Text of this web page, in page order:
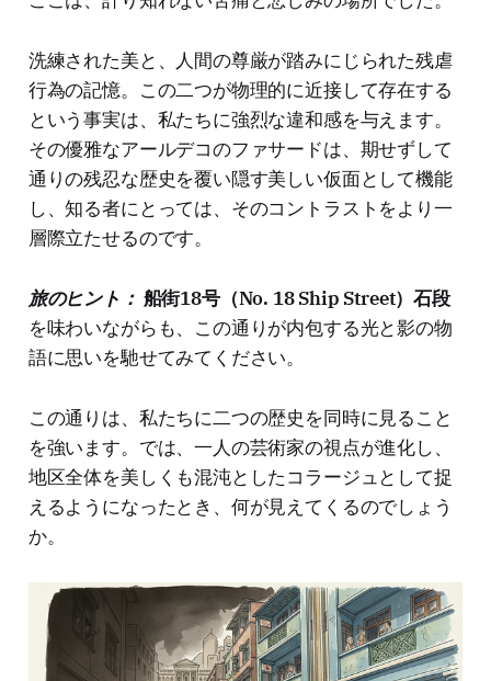
洗練された美と、人間の尊厳が踏みにじられた残虐
行為の記憶。この二つが物理的に近接して存在する
という事実は、私たちに強烈な違和感を与えます。
その優雅なアールデコのファサードは、期せずして
通りの残忍な歴史を覆い隠す美しい仮面として機能
し、知る者にとっては、そのコントラストをより一
層際立たせるのです。
旅のヒント： 船街18号（No. 18 Ship Street）石段
を味わいながらも、この通りが内包する光と影の物
語に思いを馳せてみてください。
この通りは、私たちに二つの歴史を同時に見ること
を強います。では、一人の芸術家の視点が進化し、
地区全体を美しくも混沌としたコラージュとして捉
えるようになったとき、何が見えてくるのでしょう
か。